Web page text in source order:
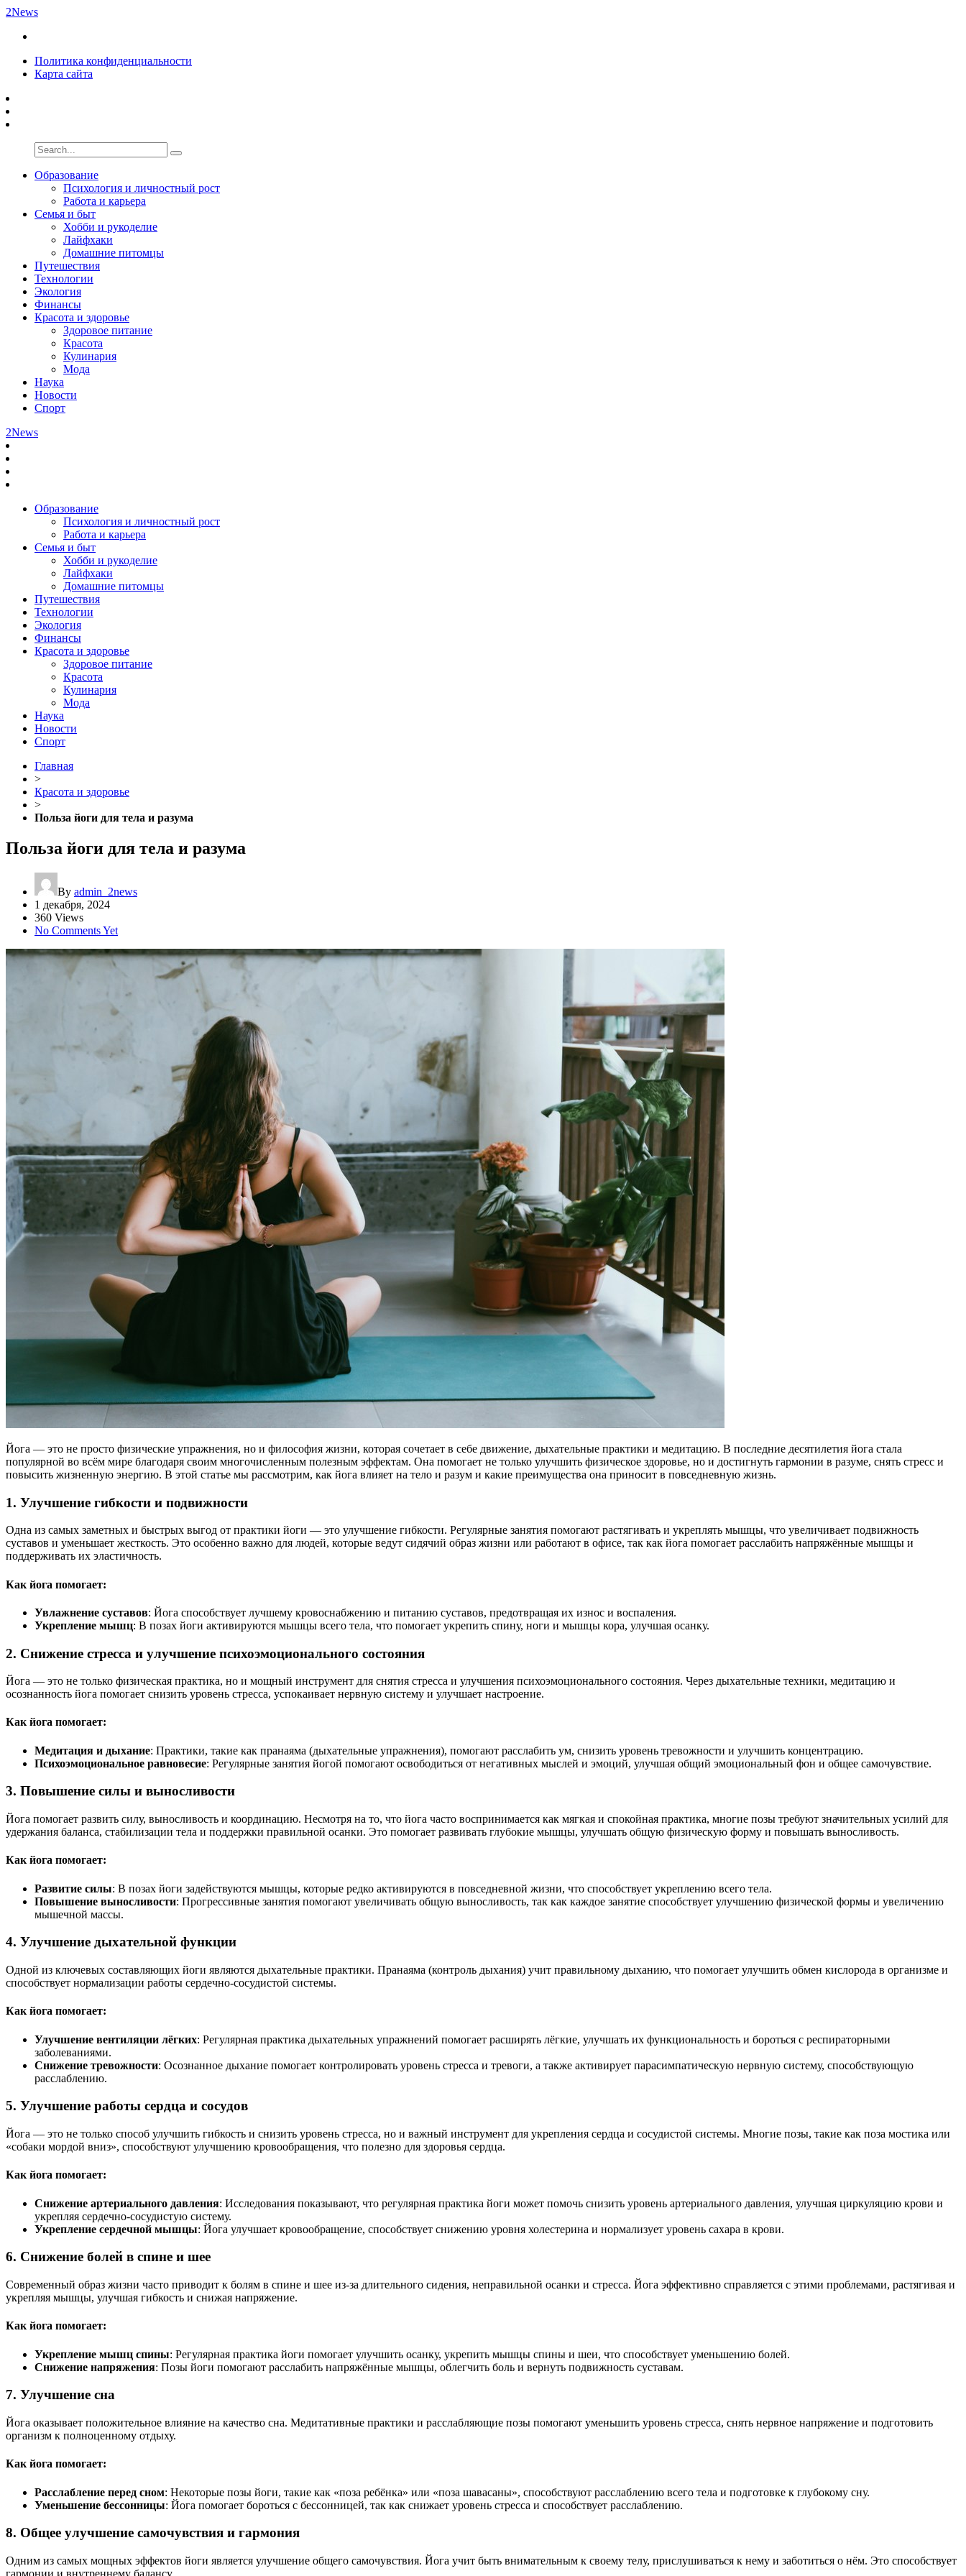
2News
Политика конфиденциальности
Карта сайта
Образование
Психология и личностный рост
Работа и карьера
Семья и быт
Хобби и рукоделие
Лайфхаки
Домашние питомцы
Путешествия
Технологии
Экология
Финансы
Красота и здоровье
Здоровое питание
Красота
Кулинария
Мода
Наука
Новости
Спорт
2News
Образование
Психология и личностный рост
Работа и карьера
Семья и быт
Хобби и рукоделие
Лайфхаки
Домашние питомцы
Путешествия
Технологии
Экология
Финансы
Красота и здоровье
Здоровое питание
Красота
Кулинария
Мода
Наука
Новости
Спорт
Главная
>
Красота и здоровье
>
Польза йоги для тела и разума
Польза йоги для тела и разума
By admin_2news
1 декабря, 2024
360 Views
No Comments Yet
Йога — это не просто физические упражнения, но и философия жизни, которая сочетает в себе движение, дыхательные практики и медитацию. В последние десятилетия йога стала
популярной во всём мире благодаря своим многочисленным полезным эффектам. Она помогает не только улучшить физическое здоровье, но и достигнуть гармонии в разуме, снять стресс и
повысить жизненную энергию. В этой статье мы рассмотрим, как йога влияет на тело и разум и какие преимущества она приносит в повседневную жизнь.
1. Улучшение гибкости и подвижности
Одна из самых заметных и быстрых выгод от практики йоги — это улучшение гибкости. Регулярные занятия помогают растягивать и укреплять мышцы, что увеличивает подвижность
суставов и уменьшает жесткость. Это особенно важно для людей, которые ведут сидячий образ жизни или работают в офисе, так как йога помогает расслабить напряжённые мышцы и
поддерживать их эластичность.
Как йога помогает:
Увлажнение суставов: Йога способствует лучшему кровоснабжению и питанию суставов, предотвращая их износ и воспаления.
Укрепление мышц: В позах йоги активируются мышцы всего тела, что помогает укрепить спину, ноги и мышцы кора, улучшая осанку.
2. Снижение стресса и улучшение психоэмоционального состояния
Йога — это не только физическая практика, но и мощный инструмент для снятия стресса и улучшения психоэмоционального состояния. Через дыхательные техники, медитацию и
осознанность йога помогает снизить уровень стресса, успокаивает нервную систему и улучшает настроение.
Как йога помогает:
Медитация и дыхание: Практики, такие как пранаяма (дыхательные упражнения), помогают расслабить ум, снизить уровень тревожности и улучшить концентрацию.
Психоэмоциональное равновесие: Регулярные занятия йогой помогают освободиться от негативных мыслей и эмоций, улучшая общий эмоциональный фон и общее самочувствие.
3. Повышение силы и выносливости
Йога помогает развить силу, выносливость и координацию. Несмотря на то, что йога часто воспринимается как мягкая и спокойная практика, многие позы требуют значительных усилий для
удержания баланса, стабилизации тела и поддержки правильной осанки. Это помогает развивать глубокие мышцы, улучшать общую физическую форму и повышать выносливость.
Как йога помогает:
Развитие силы: В позах йоги задействуются мышцы, которые редко активируются в повседневной жизни, что способствует укреплению всего тела.
Повышение выносливости: Прогрессивные занятия помогают увеличивать общую выносливость, так как каждое занятие способствует улучшению физической формы и увеличению
мышечной массы.
4. Улучшение дыхательной функции
Одной из ключевых составляющих йоги являются дыхательные практики. Пранаяма (контроль дыхания) учит правильному дыханию, что помогает улучшить обмен кислорода в организме и
способствует нормализации работы сердечно-сосудистой системы.
Как йога помогает:
Улучшение вентиляции лёгких: Регулярная практика дыхательных упражнений помогает расширять лёгкие, улучшать их функциональность и бороться с респираторными
заболеваниями.
Снижение тревожности: Осознанное дыхание помогает контролировать уровень стресса и тревоги, а также активирует парасимпатическую нервную систему, способствующую
расслаблению.
5. Улучшение работы сердца и сосудов
Йога — это не только способ улучшить гибкость и снизить уровень стресса, но и важный инструмент для укрепления сердца и сосудистой системы. Многие позы, такие как поза мостика или
«собаки мордой вниз», способствуют улучшению кровообращения, что полезно для здоровья сердца.
Как йога помогает:
Снижение артериального давления: Исследования показывают, что регулярная практика йоги может помочь снизить уровень артериального давления, улучшая циркуляцию крови и
укрепляя сердечно-сосудистую систему.
Укрепление сердечной мышцы: Йога улучшает кровообращение, способствует снижению уровня холестерина и нормализует уровень сахара в крови.
6. Снижение болей в спине и шее
Современный образ жизни часто приводит к болям в спине и шее из-за длительного сидения, неправильной осанки и стресса. Йога эффективно справляется с этими проблемами, растягивая и
укрепляя мышцы, улучшая гибкость и снижая напряжение.
Как йога помогает:
Укрепление мышц спины: Регулярная практика йоги помогает улучшить осанку, укрепить мышцы спины и шеи, что способствует уменьшению болей.
Снижение напряжения: Позы йоги помогают расслабить напряжённые мышцы, облегчить боль и вернуть подвижность суставам.
7. Улучшение сна
Йога оказывает положительное влияние на качество сна. Медитативные практики и расслабляющие позы помогают уменьшить уровень стресса, снять нервное напряжение и подготовить
организм к полноценному отдыху.
Как йога помогает:
Расслабление перед сном: Некоторые позы йоги, такие как «поза ребёнка» или «поза шавасаны», способствуют расслаблению всего тела и подготовке к глубокому сну.
Уменьшение бессонницы: Йога помогает бороться с бессонницей, так как снижает уровень стресса и способствует расслаблению.
8. Общее улучшение самочувствия и гармония
Одним из самых мощных эффектов йоги является улучшение общего самочувствия. Йога учит быть внимательным к своему телу, прислушиваться к нему и заботиться о нём. Это способствует
гармонии и внутреннему балансу.